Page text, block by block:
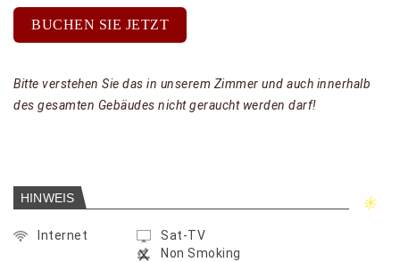
BUCHEN SIE JETZT
Bitte verstehen Sie das in unserem Zimmer und auch innerhalb
des gesamten Gebäudes nicht geraucht werden darf!
HINWEIS
Internet
Sat-TV
Non Smoking